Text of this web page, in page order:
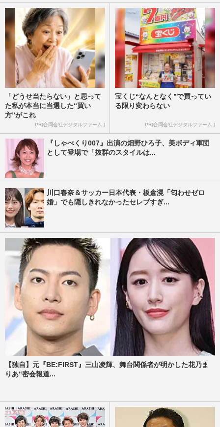
「どうせ当たらない」と思って
た私が本当に当選した“買い
方”がこれ
PR(合同会社デジタルファーム )
宝くじ“なんとなく”で買ってい
る限り変わらない
PR(合同会社デジタルファーム )
『しゃべくり007』出演の畑野ひろ子、美ボディ軍団
として登場で「抜群のスタイルは...
川口春奈＆サッカー日本代表・板倉滉「匂わせゼロ
婚」でも隠しきれなかったセレブすぎ...
【独自】元『BE:FIRST』三山凌輝、舞台関係者が明かした花乃ま
りあ“密会報道...